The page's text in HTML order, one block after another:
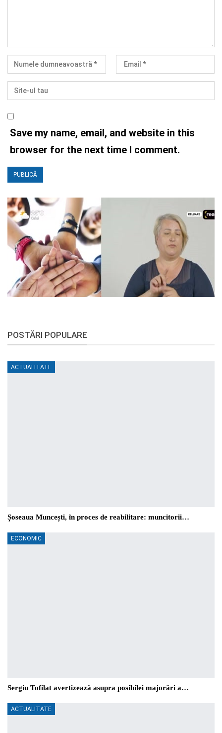
Save my name, email, and website in this
browser for the next time I comment.
POSTĂRI POPULARE
ACTUALITATE
Șoseaua Muncești, în proces de reabilitare: muncitorii…
ECONOMIC
Sergiu Tofilat avertizează asupra posibilei majorări a…
ACTUALITATE